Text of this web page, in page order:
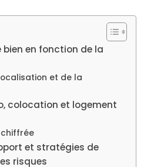
bien en fonction de la
et de la
colocation et logement
et stratégies de
risques